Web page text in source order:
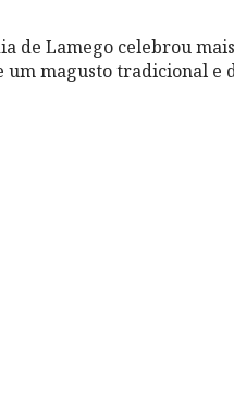
de Lamego celebrou
um magusto tradicional e